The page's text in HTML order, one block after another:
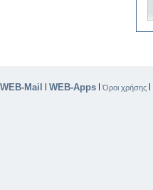
WEB-Mail | WEB-Apps |Όροι χρήσης |